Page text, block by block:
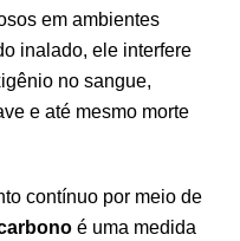
em ambientes
inalado, ele interfere
no sangue,
e até mesmo morte
contínuo por meio de
é uma medida